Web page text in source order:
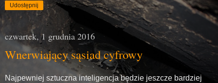
Udostępnij
czwartek, 1 grudnia 2016
Wnerwiający sąsiad cyfrowy
Najpewniej sztuczna inteligencja będzie jeszcze bardziej